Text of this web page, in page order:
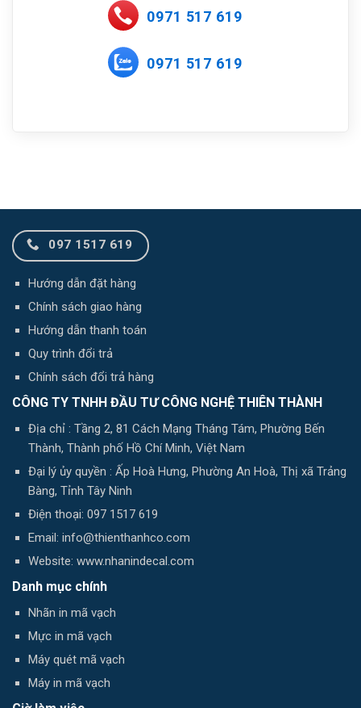
0971 517 619
0971 517 619
097 1517 619
Hướng dẫn đặt hàng
Chính sách giao hàng
Hướng dẫn thanh toán
Quy trình đổi trả
Chính sách đổi trả hàng
CÔNG TY TNHH ĐẦU TƯ CÔNG NGHỆ THIÊN THÀNH
Địa chỉ : Tầng 2, 81 Cách Mạng Tháng Tám, Phường Bến
Thành, Thành phố Hồ Chí Minh, Việt Nam
Đại lý ủy quyền : Ấp Hoà Hưng, Phường An Hoà, Thị xã Trảng
Bàng, Tỉnh Tây Ninh
Điện thoại: 097 1517 619
Email: info@thienthanhco.com
Website: www.nhanindecal.com
Danh mục chính
Nhãn in mã vạch
Mực in mã vạch
Máy quét mã vạch
Máy in mã vạch